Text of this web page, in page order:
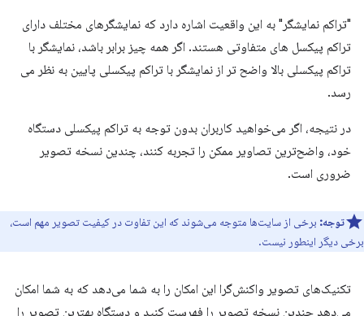
"تراکم نمایشگر" به این واقعیت اشاره دارد که نمایشگرهای مختلف دارای
تراکم پیکسل های متفاوتی هستند. اگر همه چیز برابر باشد، نمایشگر با
تراکم پیکسلی بالا واضح تر از نمایشگر با تراکم پیکسلی پایین به نظر می
رسد.
در نتیجه، اگر می‌خواهید کاربران بدون توجه به تراکم پیکسلی دستگاه
خود، واضح‌ترین تصاویر ممکن را تجربه کنند، چندین نسخه تصویر
ضروری است.
توجه: برخی از سایت‌ها متوجه می‌شوند که این تفاوت در کیفیت تصویر مهم است،
برخی دیگر اینطور نیست.
تکنیک‌های تصویر واکنش‌گرا این امکان را به شما می‌دهد که به شما امکان
می‌دهد چندین نسخه تصویر را فهرست کنید و دستگاه بهترین تصویر را